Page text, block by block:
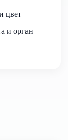
цвет
и орган